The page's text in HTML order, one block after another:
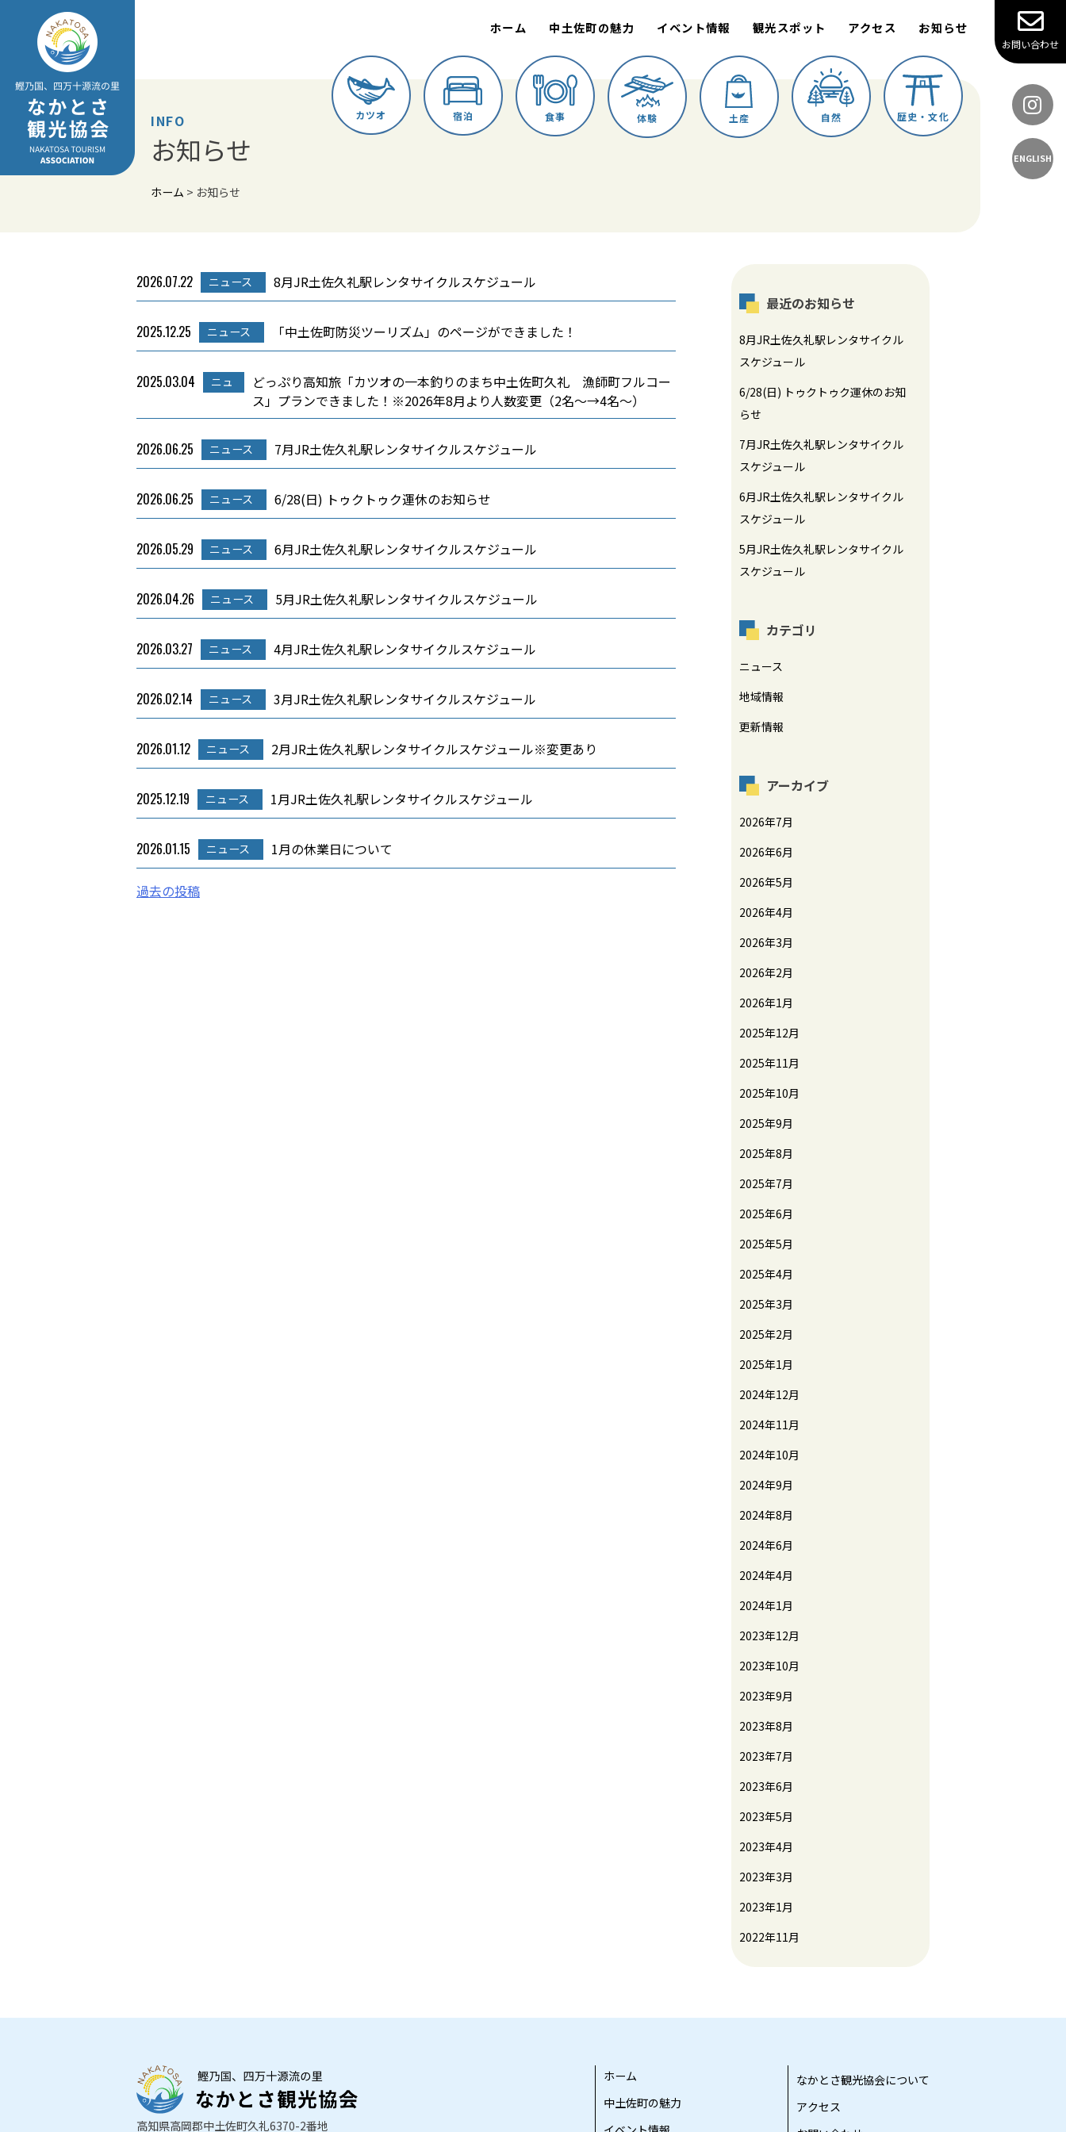
content
ホーム 中土佐町の魅力 イベント情報 観光スポット アクセス お知らせ
お問い合わせ
ENGLISH
カツオ 宿泊 食事 体験 土産 自然 歴史・文化
INFO
お知らせ
ホーム > お知らせ
2026.07.22 ニュース 8月JR土佐久礼駅レンタサイクルスケジュール
2025.12.25 ニュース 「中土佐町防災ツーリズム」のページができました！
2025.03.04
ニュ
どっぷり高知旅「カツオの一本釣りのまち中土佐町久礼 漁師町フルコー
ス」プランできました！※2026年8月より人数変更（2名～→4名～）
2026.06.25 ニュース 7月JR土佐久礼駅レンタサイクルスケジュール
2026.06.25 ニュース 6/28(日) トゥクトゥク運休のお知らせ
2026.05.29 ニュース 6月JR土佐久礼駅レンタサイクルスケジュール
2026.04.26 ニュース 5月JR土佐久礼駅レンタサイクルスケジュール
2026.03.27 ニュース 4月JR土佐久礼駅レンタサイクルスケジュール
2026.02.14 ニュース 3月JR土佐久礼駅レンタサイクルスケジュール
2026.01.12 ニュース 2月JR土佐久礼駅レンタサイクルスケジュール※変更あり
2025.12.19 ニュース 1月JR土佐久礼駅レンタサイクルスケジュール
2026.01.15 ニュース 1月の休業日について
投
過去の投稿
最近のお知らせ
8月JR土佐久礼駅レンタサイクル
スケジュール
6/28(日) トゥクトゥク運休のお知
らせ
7月JR土佐久礼駅レンタサイクル
スケジュール
6月JR土佐久礼駅レンタサイクル
スケジュール
5月JR土佐久礼駅レンタサイクル
スケジュール
カテゴリ
ニュース
地域情報
更新情報
アーカイブ
2026年7月
2026年6月
2026年5月
2026年4月
2026年3月
2026年2月
2026年1月
2025年12月
2025年11月
2025年10月
2025年9月
2025年8月
2025年7月
2025年6月
2025年5月
2025年4月
2025年3月
2025年2月
2025年1月
2024年12月
2024年11月
2024年10月
2024年9月
2024年8月
2024年6月
2024年4月
2024年1月
2023年12月
2023年10月
2023年9月
2023年8月
2023年7月
2023年6月
2023年5月
2023年4月
2023年3月
2023年1月
2022年11月
高知県高岡郡中土佐町久礼6370-2番地
ホーム
中土佐町の魅力
なかとさ観光協会について
アクセス